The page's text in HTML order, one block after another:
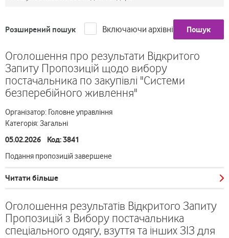
Включаючи архівні Пошук
Розширений пошук
Оголошення про результати Відкритого
Запиту Пропозицій щодо вибору
постачальника по закупівлі "Системи
безперебійного живлення"
Організатор: Головне управління
Категорія: Загальні
05.02.2026 Код: 3841
Подання пропозицій завершене
Читати більше
Оголошення результатів Відкритого Запиту
Пропозицій з Вибору постачальника
спеціального одягу, взуття та інших ЗІЗ для